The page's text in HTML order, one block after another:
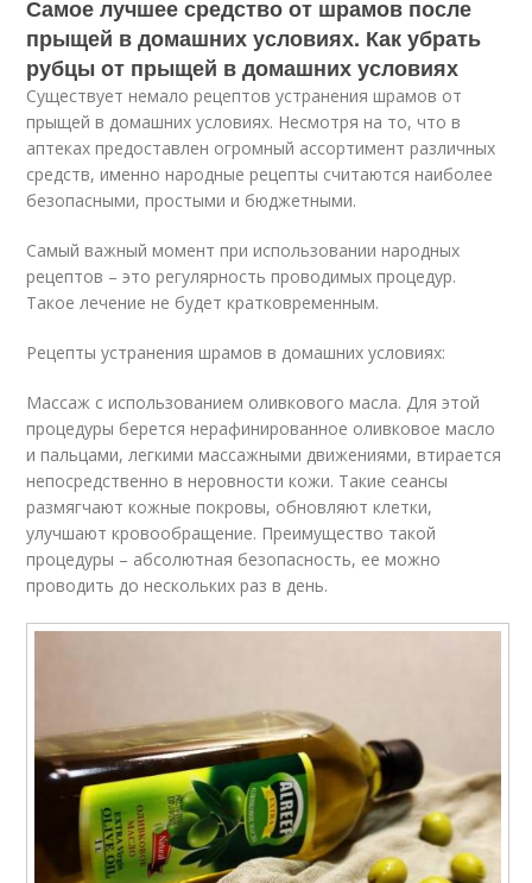
Самое лучшее средство от шрамов после
прыщей в домашних условиях. Как убрать
рубцы от прыщей в домашних условиях
Существует немало рецептов устранения шрамов от
прыщей в домашних условиях. Несмотря на то, что в
аптеках предоставлен огромный ассортимент различных
средств, именно народные рецепты считаются наиболее
безопасными, простыми и бюджетными.
Самый важный момент при использовании народных
рецептов – это регулярность проводимых процедур.
Такое лечение не будет кратковременным.
Рецепты устранения шрамов в домашних условиях:
Массаж с использованием оливкового масла. Для этой
процедуры берется нерафинированное оливковое масло
и пальцами, легкими массажными движениями, втирается
непосредственно в неровности кожи. Такие сеансы
размягчают кожные покровы, обновляют клетки,
улучшают кровообращение. Преимущество такой
процедуры – абсолютная безопасность, ее можно
проводить до нескольких раз в день.